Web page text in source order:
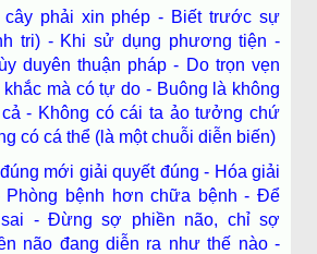
cây phải xin phép - Biết trước sự
tri) - Khi sử dụng phương tiện -
duyên thuận pháp - Do trọn vẹn
mà có tự do - Buông là không
cả - Không có cái ta ảo tưởng chứ
có cá thể (là một chuỗi diễn biến)
mới giải quyết đúng - Hóa giải
Phòng bệnh hơn chữa bệnh - Để
sai - Đừng sợ phiền não, chỉ sợ
não đang diễn ra như thế nào -